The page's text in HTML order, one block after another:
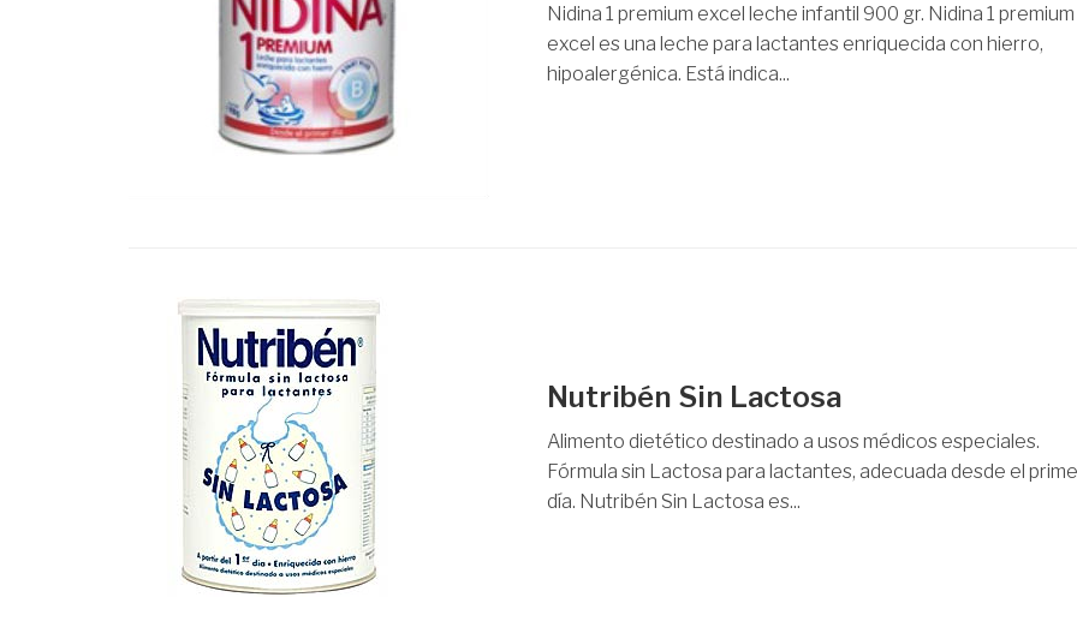
Nidina 1 premium excel leche infantil 900 gr. Nidina 1 premium
excel es una leche para lactantes enriquecida con hierro,
hipoalergénica. Está indica...
Nutribén Sin Lactosa
Alimento dietético destinado a usos médicos especiales.
Fórmula sin Lactosa para lactantes, adecuada desde el
día. Nutribén Sin Lactosa es...